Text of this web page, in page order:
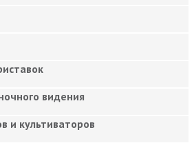
видения
и культиваторов